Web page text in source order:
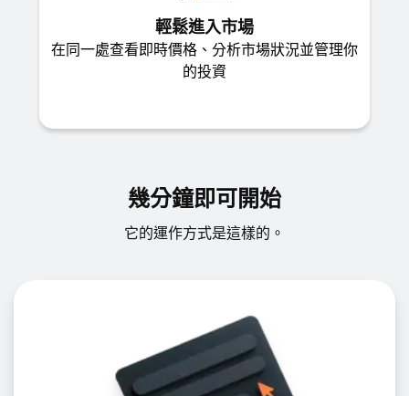
輕鬆進入市場
在同一處查看即時價格、分析市場狀況並管理你
的投資
幾分鐘即可開始
它的運作方式是這樣的。